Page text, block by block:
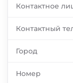
Контактное
Контактный
Город
Номер